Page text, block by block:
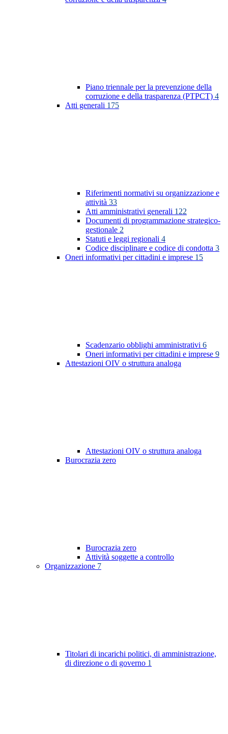
Piano triennale per la prevenzione della
corruzione e della trasparenza (PTPCT) 4
Atti generali 175
Riferimenti normativi su organizzazione e
attività 33
Atti amministrativi generali 122
Documenti di programmazione strategico-
gestionale 2
Statuti e leggi regionali 4
Codice disciplinare e codice di condotta 3
Oneri informativi per cittadini e imprese 15
Scadenzario obblighi amministrativi 6
Oneri informativi per cittadini e imprese 9
Attestazioni OIV o struttura analoga
Attestazioni OIV o struttura analoga
Burocrazia zero
Burocrazia zero
Attività soggette a controllo
Organizzazione 7
Titolari di incarichi politici, di amministrazione,
di direzione o di governo 1